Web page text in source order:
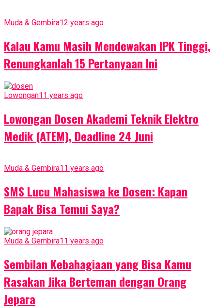
Muda & Gembira12 years ago
Kalau Kamu Masih Mendewakan IPK Tinggi,
Renungkanlah 15 Pertanyaan Ini
Lowongan11 years ago
Lowongan Dosen Akademi Teknik Elektro
Medik (ATEM), Deadline 24 Juni
Muda & Gembira11 years ago
SMS Lucu Mahasiswa ke Dosen: Kapan
Bapak Bisa Temui Saya?
Muda & Gembira11 years ago
Sembilan Kebahagiaan yang Bisa Kamu
Rasakan Jika Berteman dengan Orang
Jepara